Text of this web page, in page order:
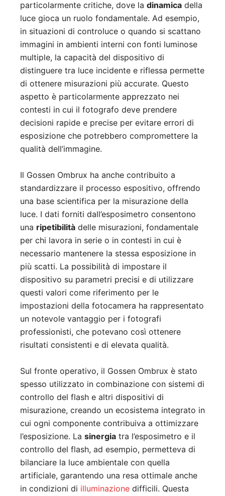
particolarmente critiche, dove la dinamica della
luce gioca un ruolo fondamentale. Ad esempio,
in situazioni di controluce o quando si scattano
immagini in ambienti interni con fonti luminose
multiple, la capacità del dispositivo di
distinguere tra luce incidente e riflessa permette
di ottenere misurazioni più accurate. Questo
aspetto è particolarmente apprezzato nei
contesti in cui il fotografo deve prendere
decisioni rapide e precise per evitare errori di
esposizione che potrebbero compromettere la
qualità dell’immagine.
Il Gossen Ombrux ha anche contribuito a
standardizzare il processo espositivo, offrendo
una base scientifica per la misurazione della
luce. I dati forniti dall’esposimetro consentono
una ripetibilità delle misurazioni, fondamentale
per chi lavora in serie o in contesti in cui è
necessario mantenere la stessa esposizione in
più scatti. La possibilità di impostare il
dispositivo su parametri precisi e di utilizzare
questi valori come riferimento per le
impostazioni della fotocamera ha rappresentato
un notevole vantaggio per i fotografi
professionisti, che potevano così ottenere
risultati consistenti e di elevata qualità.
Sul fronte operativo, il Gossen Ombrux è stato
spesso utilizzato in combinazione con sistemi di
controllo del flash e altri dispositivi di
misurazione, creando un ecosistema integrato in
cui ogni componente contribuiva a ottimizzare
l’esposizione. La sinergia tra l’esposimetro e il
controllo del flash, ad esempio, permetteva di
bilanciare la luce ambientale con quella
artificiale, garantendo una resa ottimale anche
in condizioni di illuminazione difficili. Questa